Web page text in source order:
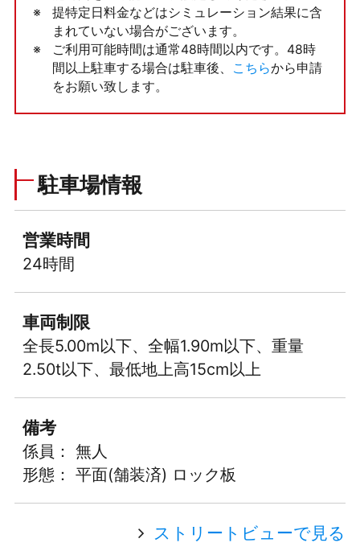
提特定日料金などはシミュレーション結果に含
まれていない場合がございます。
ご利用可能時間は通常48時間以内です。48時
間以上駐車する場合は駐車後、
こちらから申請
をお願い致します。
駐車場情報
営業時間
24時間
車両制限
全長5.00m以下、全幅1.90m以下、重量
2.50t以下、最低地上高15cm以上
備考
係員： 無人
形態： 平面(舗装済) ロック板
ストリートビューで見る